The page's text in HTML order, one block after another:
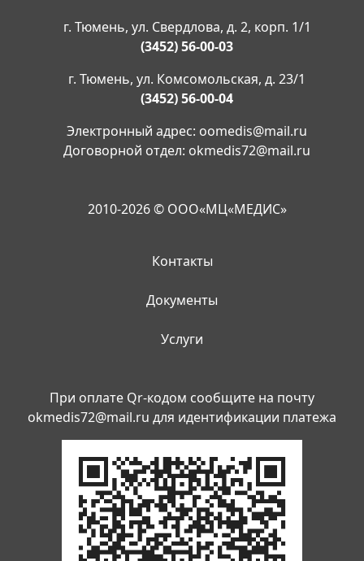
г. Тюмень, ул. Свердлова, д. 2, корп. 1/1
(3452) 56-00-03
г. Тюмень, ул. Комсомольская, д. 23/1
(3452) 56-00-04
Электронный адрес: oomedis@mail.ru
Договорной отдел: okmedis72@mail.ru
2010-2026 © ООО«МЦ«МЕДИС»
Контакты
Документы
Услуги
При оплате Qr-кодом сообщите на почту
okmedis72@mail.ru для идентификации платежа